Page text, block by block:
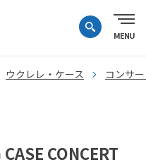
ウクレレ・ケース コンサ
CONCERT